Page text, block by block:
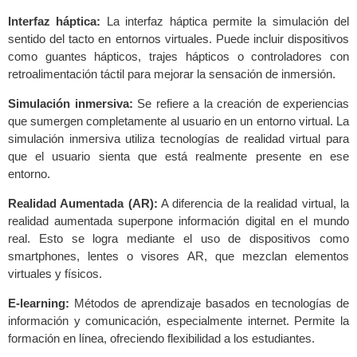
Interfaz háptica: La interfaz háptica permite la simulación del
sentido del tacto en entornos virtuales. Puede incluir dispositivos
como guantes hápticos, trajes hápticos o controladores con
retroalimentación táctil para mejorar la sensación de inmersión.
Simulación inmersiva: Se refiere a la creación de experiencias
que sumergen completamente al usuario en un entorno virtual. La
simulación inmersiva utiliza tecnologías de realidad virtual para
que el usuario sienta que está realmente presente en ese
entorno.
Realidad Aumentada (AR): A diferencia de la realidad virtual, la
realidad aumentada superpone información digital en el mundo
real. Esto se logra mediante el uso de dispositivos como
smartphones, lentes o visores AR, que mezclan elementos
virtuales y físicos.
E-learning: Métodos de aprendizaje basados en tecnologías de
información y comunicación, especialmente internet. Permite la
formación en línea, ofreciendo flexibilidad a los estudiantes.